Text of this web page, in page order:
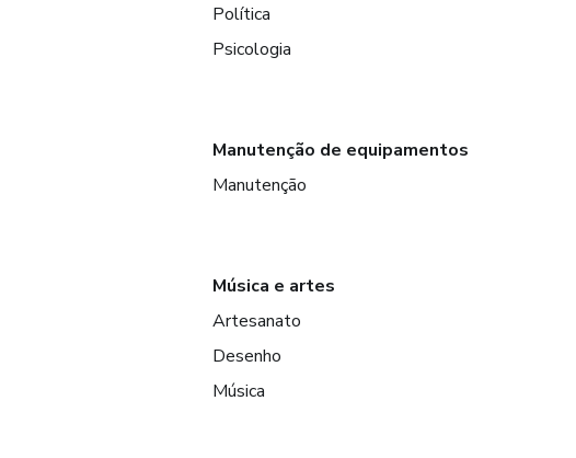
Política
Psicologia
Manutenção de equipamentos
Manutenção
Música e artes
Artesanato
Desenho
Música